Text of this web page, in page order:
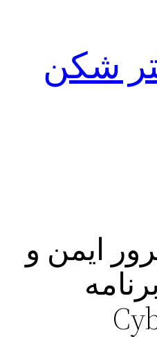
شکن
ایمن و